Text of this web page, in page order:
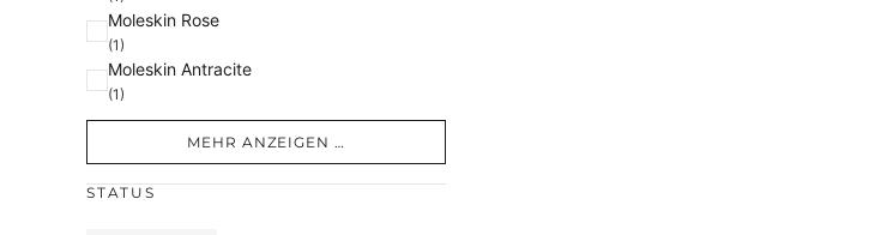
Moleskin Rose
(1)
Moleskin Antracite
(1)
MEHR ANZEIGEN …
STATUS